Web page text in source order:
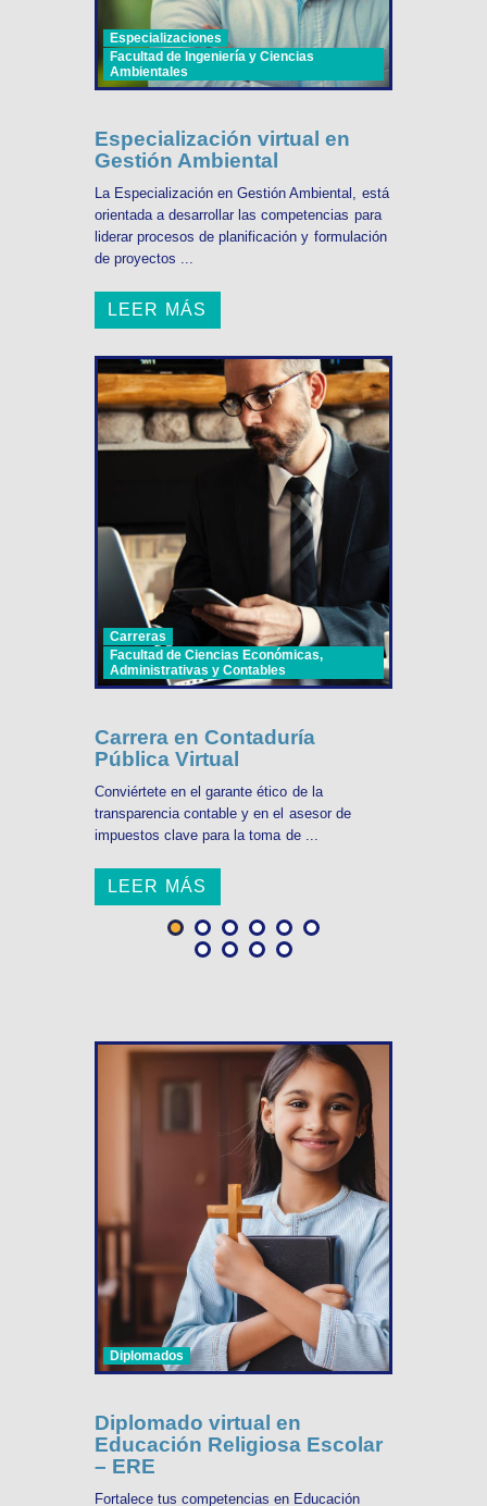
Especializaciones
Facultad de Ingeniería y Ciencias
Ambientales
Especialización virtual en
Gestión Ambiental
La Especialización en Gestión Ambiental, está
orientada a desarrollar las competencias para
liderar procesos de planificación y formulación
de proyectos ...
LEER MÁS
Carreras
Facultad de Ciencias Económicas,
Administrativas y Contables
Carrera en Contaduría
Pública Virtual
Conviértete en el garante ético de la
transparencia contable y en el asesor de
impuestos clave para la toma de ...
LEER MÁS
Diplomados
Diplomado virtual en
Educación Religiosa Escolar
– ERE
Fortalece tus competencias en Educación